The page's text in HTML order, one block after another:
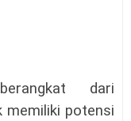
dari
memiliki potensi